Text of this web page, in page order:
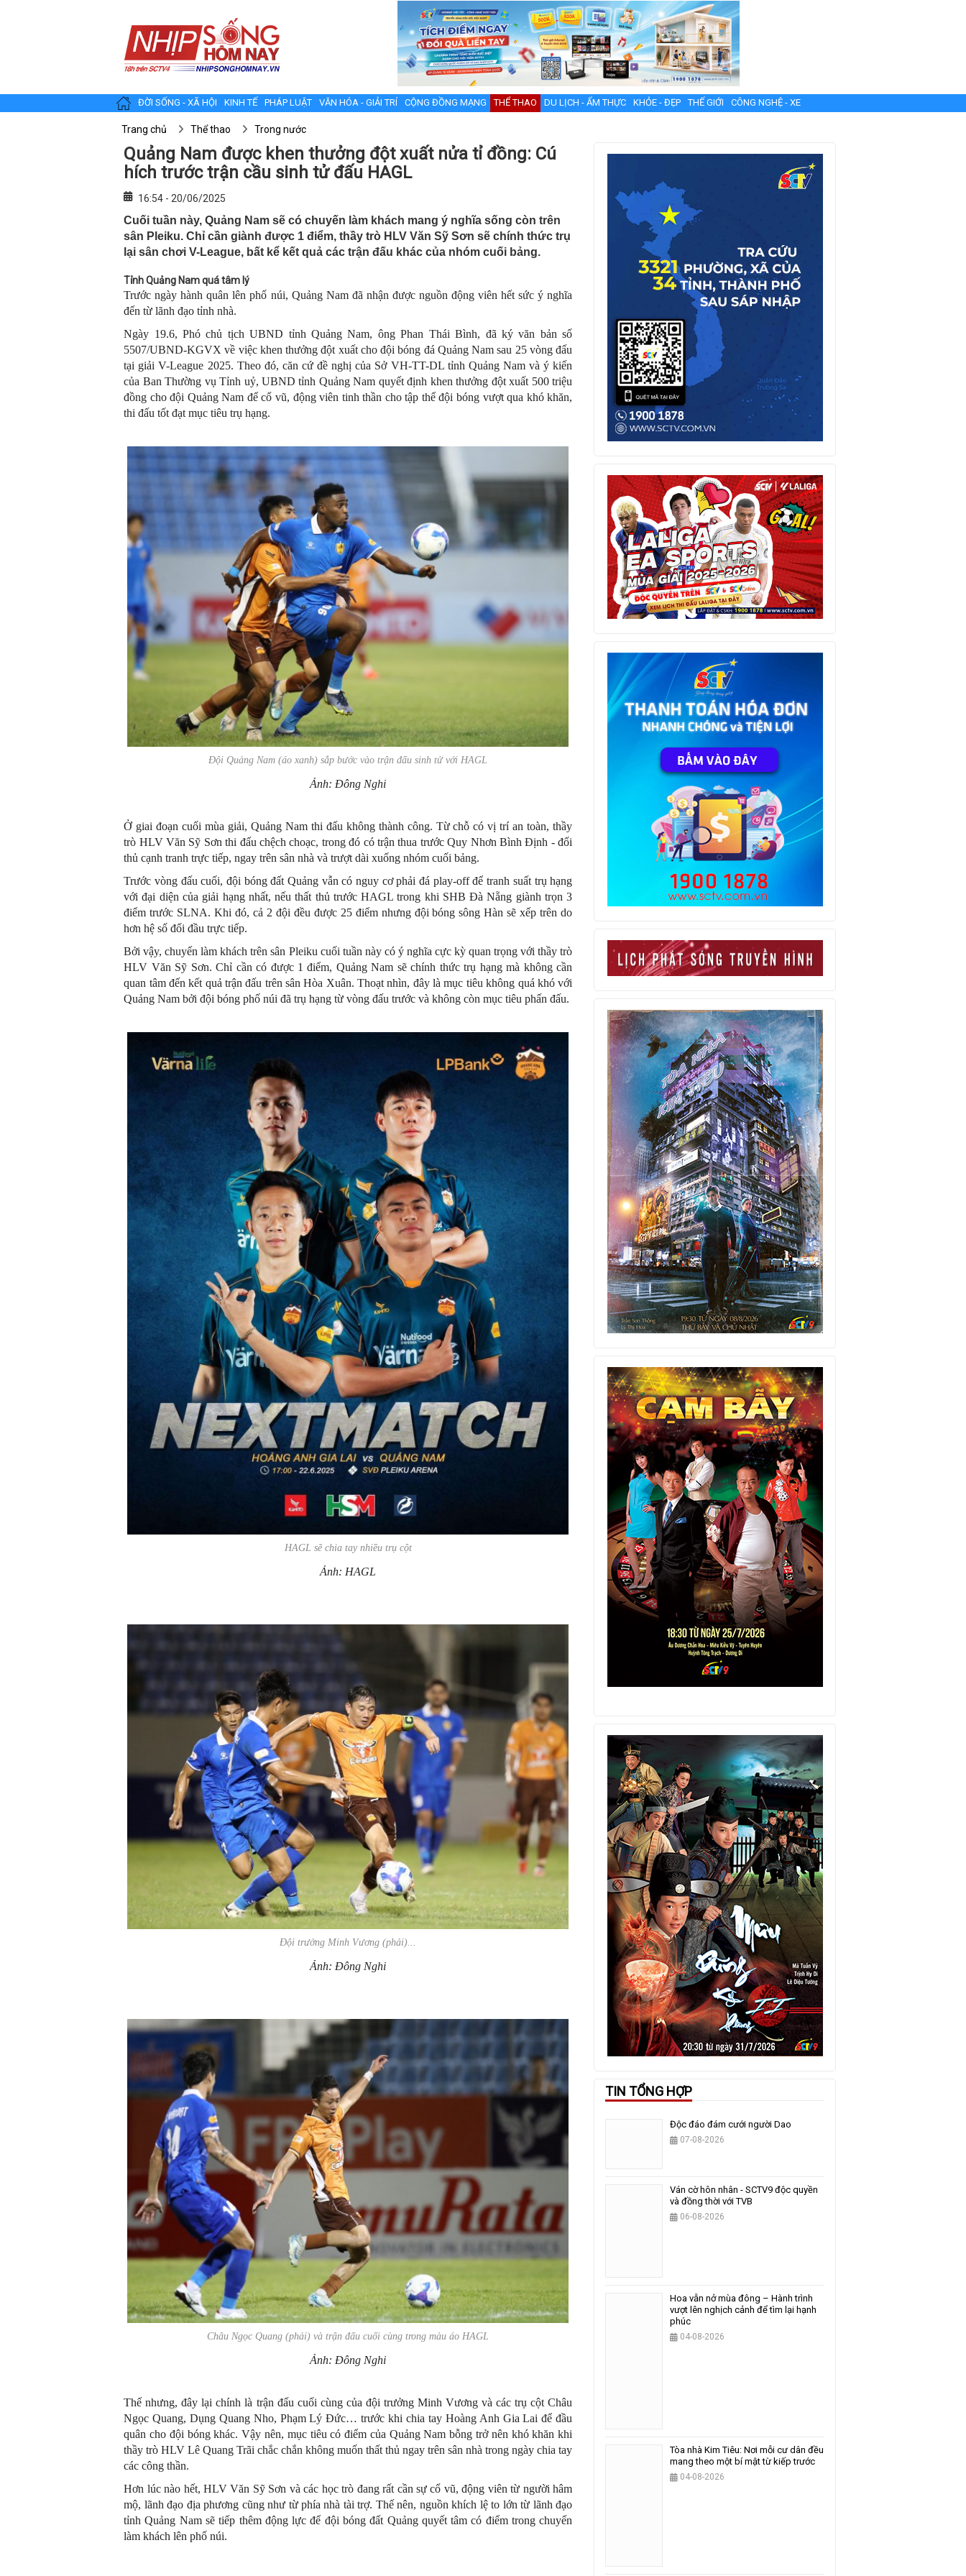
ĐỜI SỐNG - XÃ HỘI KINH TẾ PHÁP LUẬT VĂN HÓA - GIẢI TRÍ CỘNG ĐỒNG MẠNG THỂ THAO DU LỊCH - ẨM THỰC KHỎE - ĐẸP THẾ GIỚI CÔNG NGHỆ - XE
Trang chủ Thể thao Trong nước
Quảng Nam được khen thưởng đột xuất nửa tỉ đồng: Cú
hích trước trận cầu sinh tử đấu HAGL
16:54 - 20/06/2025
Cuối tuần này, Quảng Nam sẽ có chuyến làm khách mang ý nghĩa sống còn trên
sân Pleiku. Chỉ cần giành được 1 điểm, thầy trò HLV Văn Sỹ Sơn sẽ chính thức trụ
lại sân chơi V-League, bất kể kết quả các trận đấu khác của nhóm cuối bảng.
Tỉnh Quảng Nam quá tâm lý
Trước ngày hành quân lên phố núi, Quảng Nam đã nhận được nguồn động viên hết sức ý nghĩa
đến từ lãnh đạo tỉnh nhà.
Ngày 19.6, Phó chủ tịch UBND tỉnh Quảng Nam, ông Phan Thái Bình, đã ký văn bản số
5507/UBND-KGVX về việc khen thưởng đột xuất cho đội bóng đá Quảng Nam sau 25 vòng đấu
tại giải V-League 2025. Theo đó, căn cứ đề nghị của Sở VH-TT-DL tỉnh Quảng Nam và ý kiến
của Ban Thường vụ Tỉnh uỷ, UBND tỉnh Quảng Nam quyết định khen thưởng đột xuất 500 triệu
đồng cho đội Quảng Nam để cổ vũ, động viên tinh thần cho tập thể đội bóng vượt qua khó khăn,
thi đấu tốt đạt mục tiêu trụ hạng.
Đội Quảng Nam (áo xanh) sắp bước vào trận đấu sinh tử với HAGL
Ảnh: Đông Nghi
Ở giai đoạn cuối mùa giải, Quảng Nam thi đấu không thành công. Từ chỗ có vị trí an toàn, thầy
trò HLV Văn Sỹ Sơn thi đấu chệch choạc, trong đó có trận thua trước Quy Nhơn Bình Định - đối
thủ cạnh tranh trực tiếp, ngay trên sân nhà và trượt dài xuống nhóm cuối bảng.
Trước vòng đấu cuối, đội bóng đất Quảng vẫn có nguy cơ phải đá play-off để tranh suất trụ hạng
với đại diện của giải hạng nhất, nếu thất thủ trước HAGL trong khi SHB Đà Nẵng giành trọn 3
điểm trước SLNA. Khi đó, cả 2 đội đều được 25 điểm nhưng đội bóng sông Hàn sẽ xếp trên do
hơn hệ số đối đầu trực tiếp.
Bởi vậy, chuyến làm khách trên sân Pleiku cuối tuần này có ý nghĩa cực kỳ quan trọng với thầy trò
HLV Văn Sỹ Sơn. Chỉ cần có được 1 điểm, Quảng Nam sẽ chính thức trụ hạng mà không cần
quan tâm đến kết quả trận đấu trên sân Hòa Xuân. Thoạt nhìn, đây là mục tiêu không quá khó với
Quảng Nam bởi đội bóng phố núi đã trụ hạng từ vòng đấu trước và không còn mục tiêu phấn đấu.
HAGL sẽ chia tay nhiều trụ cột
Ảnh: HAGL
Đội trưởng Minh Vương (phải)...
Ảnh: Đông Nghi
Châu Ngọc Quang (phải) và trận đấu cuối cùng trong màu áo HAGL
Ảnh: Đông Nghi
Thế nhưng, đây lại chính là trận đấu cuối cùng của đội trưởng Minh Vương và các trụ cột Châu
Ngọc Quang, Dụng Quang Nho, Phạm Lý Đức… trước khi chia tay Hoàng Anh Gia Lai để đầu
quân cho đội bóng khác. Vậy nên, mục tiêu có điểm của Quảng Nam bỗng trở nên khó khăn khi
thầy trò HLV Lê Quang Trãi chắc chắn không muốn thất thủ ngay trên sân nhà trong ngày chia tay
các công thần.
Hơn lúc nào hết, HLV Văn Sỹ Sơn và các học trò đang rất cần sự cổ vũ, động viên từ người hâm
mộ, lãnh đạo địa phương cũng như từ phía nhà tài trợ. Thế nên, nguồn khích lệ to lớn từ lãnh đạo
tỉnh Quảng Nam sẽ tiếp thêm động lực để đội bóng đất Quảng quyết tâm có điểm trong chuyến
làm khách lên phố núi.
TIN TỔNG HỢP
Độc đáo đám cưới người Dao
07-08-2026
Ván cờ hôn nhân - SCTV9 độc quyền
và đồng thời với TVB
06-08-2026
Hoa vẫn nở mùa đông – Hành trình
vượt lên nghịch cảnh để tìm lại hạnh
phúc
04-08-2026
Tòa nhà Kim Tiêu: Nơi mỗi cư dân đều
mang theo một bí mật từ kiếp trước
04-08-2026